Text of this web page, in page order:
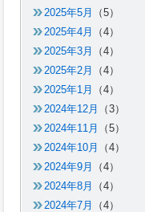
2025年5月
（5）
2025年4月
（4）
2025年3月
（4）
2025年2月
（4）
2025年1月
（4）
2024年12月
（3）
2024年11月
（5）
2024年10月
（4）
2024年9月
（4）
2024年8月
（4）
2024年7月
（4）